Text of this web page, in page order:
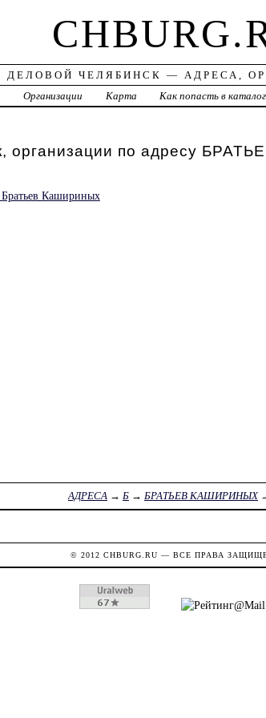
ДЕЛОВОЙ ЧЕЛЯБИНСК — АДРЕСА,
Организации Карта Как попасть в каталог
организации по адресу
Кашириных
АДРЕСА→ Б→ БРАТЬЕВ КАШИРИНЫХ
© 2012CHBURG.RU — ВСЕ ПРАВА